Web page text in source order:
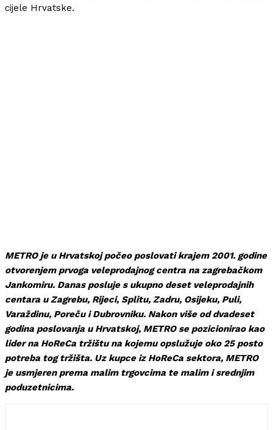
cijele Hrvatske.
METRO je u Hrvatskoj počeo poslovati krajem 2001. godine
otvorenjem prvoga veleprodajnog centra na zagrebačkom
Jankomiru. Danas posluje s ukupno deset veleprodajnih
centara u Zagrebu, Rijeci, Splitu, Zadru, Osijeku, Puli,
Varaždinu, Poreču i Dubrovniku. Nakon više od dvadeset
godina poslovanja u Hrvatskoj, METRO se pozicionirao kao
lider na HoReCa tržištu na kojemu opslužuje oko 25 posto
potreba tog tržišta. Uz kupce iz HoReCa sektora, METRO
je usmjeren prema malim trgovcima te malim i srednjim
poduzetnicima.